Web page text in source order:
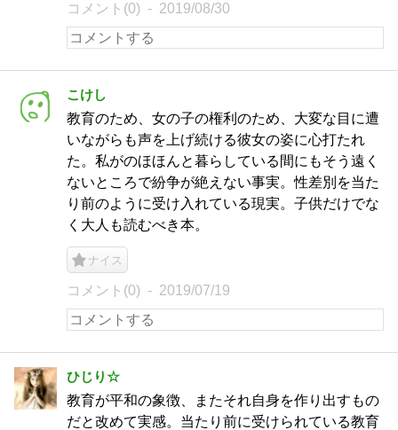
コメント(0) 2019/08/30
こけし
教育のため、女の子の権利のため、大変な目に遭
いながらも声を上げ続ける彼女の姿に心打たれ
た。私がのほほんと暮らしている間にもそう遠く
ないところで紛争が絶えない事実。性差別を当た
り前のように受け入れている現実。子供だけでな
く大人も読むべき本。
ナイス
コメント(0) 2019/07/19
ひじり☆
教育が平和の象徴、またそれ自身を作り出すもの
だと改めて実感。当たり前に受けられている教育